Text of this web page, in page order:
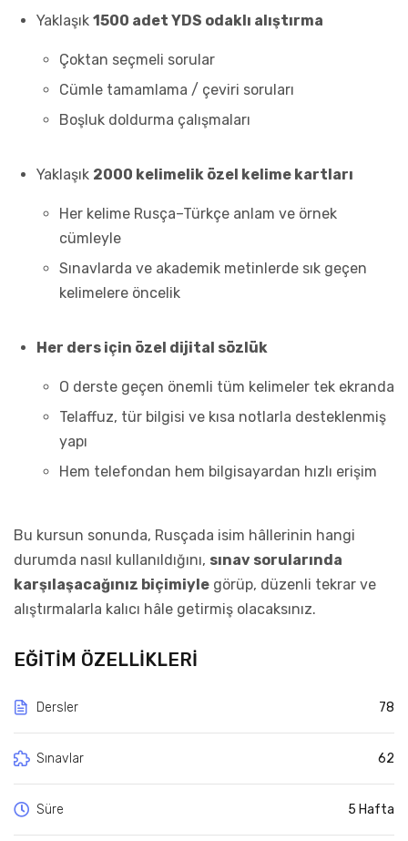
Yaklaşık 1500 adet YDS odaklı alıştırma
Çoktan seçmeli sorular
Cümle tamamlama / çeviri soruları
Boşluk doldurma çalışmaları
Yaklaşık 2000 kelimelik özel kelime kartları
Her kelime Rusça–Türkçe anlam ve örnek
cümleyle
Sınavlarda ve akademik metinlerde sık geçen
kelimelere öncelik
Her ders için özel dijital sözlük
O derste geçen önemli tüm kelimeler tek ekranda
Telaffuz, tür bilgisi ve kısa notlarla desteklenmiş
yapı
Hem telefondan hem bilgisayardan hızlı erişim
Bu kursun sonunda, Rusçada isim hâllerinin hangi
durumda nasıl kullanıldığını, sınav sorularında
karşılaşacağınız biçimiyle görüp, düzenli tekrar ve
alıştırmalarla kalıcı hâle getirmiş olacaksınız.
EĞITIM ÖZELLIKLERI
Dersler 78
Sınavlar 62
Süre 5 Hafta